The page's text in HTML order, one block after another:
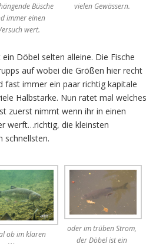
Büsche
immer einen
wert.
vielen Gewässern.
Döbel selten alleine. Die Fische
auf wobei die Größen hier recht
fast immer ein paar richtig kapitale
Halbstarke. Nun ratet mal welches
zuerst nimmt wenn ihr in einen
werft…richtig, die kleinsten
schnellsten.
ob im klaren
oder im trüben Strom,
der Döbel ist ein